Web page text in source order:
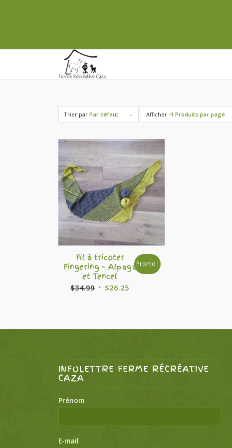
Trier parPar défaut Afficher -1 Produits par page
Fil à tricoter
Fingering – Alpaga
et Tencel
$34.99 Le $26.25
Promo !
INFOLETTRE FERME RÉCRÉATIVE
CAZA
Prénom
E-mail